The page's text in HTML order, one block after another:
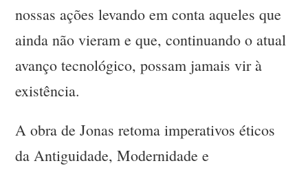
nossas ações levando em conta aqueles que
ainda não vieram e que, continuando o atual
avanço tecnológico, possam jamais vir à
existência.
A obra de Jonas retoma imperativos éticos
da Antiguidade, Modernidade e